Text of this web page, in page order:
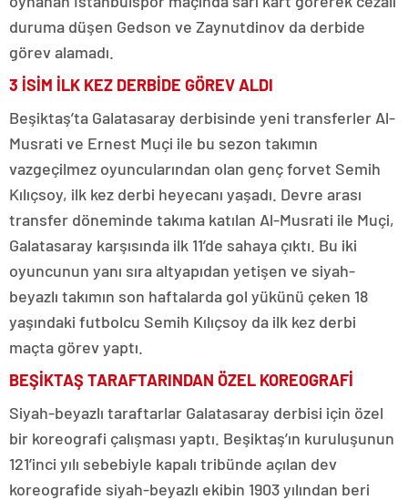
duruma düşen Gedson ve Zaynutdinov da derbide
görev alamadı.
3 İSİM İLK KEZ DERBİDE GÖREV ALDI
Beşiktaş’ta Galatasaray derbisinde yeni transferler Al-
Musrati ve Ernest Muçi ile bu sezon takımın
vazgeçilmez oyuncularından olan genç forvet Semih
Kılıçsoy, ilk kez derbi heyecanı yaşadı. Devre arası
transfer döneminde takıma katılan Al-Musrati ile Muçi,
Galatasaray karşısında ilk 11’de sahaya çıktı. Bu iki
oyuncunun yanı sıra altyapıdan yetişen ve siyah-
beyazlı takımın son haftalarda gol yükünü çeken 18
yaşındaki futbolcu Semih Kılıçsoy da ilk kez derbi
maçta görev yaptı.
BEŞİKTAŞ TARAFTARINDAN ÖZEL KOREOGRAFİ
Siyah-beyazlı taraftarlar Galatasaray derbisi için özel
bir koreografi çalışması yaptı. Beşiktaş’ın kuruluşunun
121’inci yılı sebebiyle kapalı tribünde açılan dev
koreografide siyah-beyazlı ekibin 1903 yılından beri